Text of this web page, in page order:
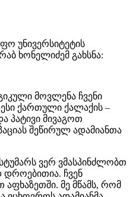
უნივერსიტეტის
ხონელიძემ გახსნა:
მოვლენა ჩვენი
ქართული ქალაქის –
პატივი მივაგოთ
შეწირულ ადამიანთა
ვერ ვმასპინძლობთ
დროებითია. ჩვენ
მე მწამს, რომ